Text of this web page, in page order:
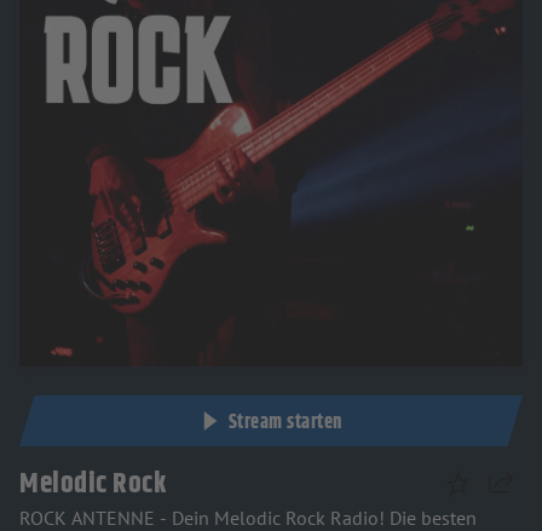
Stream starten
Melodic Rock
ROCK ANTENNE - Dein Melodic Rock Radio! Die besten